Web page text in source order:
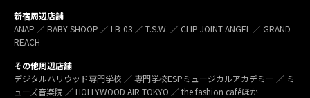
新宿周辺店舗
ANAP ／ BABY SHOOP ／ LB-03 ／ T.S.W. ／ CLIP JOINT ANGEL ／ GRAND
REACH
その他周辺店舗
デジタルハリウッド専門学校 ／ 専門学校ESPミュージカルアカデミー ／ ミ
ューズ音楽院 ／ HOLLYWOOD AIR TOKYO ／ the fashion caféほか